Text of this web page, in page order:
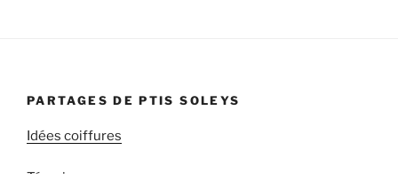
PARTAGES DE PTIS SOLEYS
Idées coiffures